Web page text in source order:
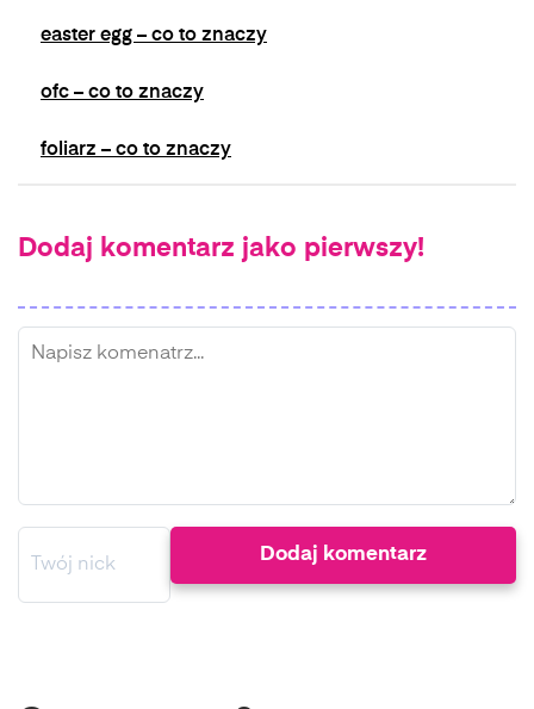
easter egg – co to znaczy
ofc – co to znaczy
foliarz – co to znaczy
Dodaj komentarz jako pierwszy!